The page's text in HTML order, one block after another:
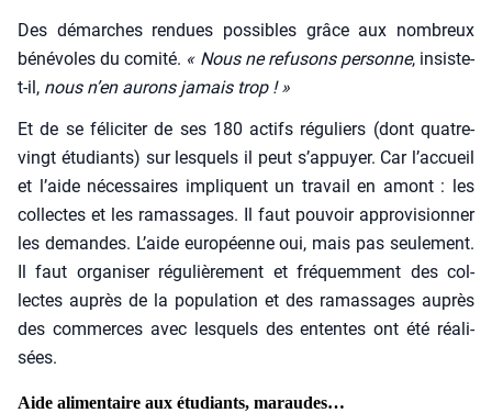
Des démarches ren­dues pos­sibles grâce aux nom­breux
béné­voles du comi­té. « Nous ne refu­sons per­sonne, insiste-
t-il, nous n’en aurons jamais trop ! »
Et de se féli­ci­ter de ses 180 actifs régu­liers (dont quatre-
vingt étu­diants) sur les­quels il peut s’appuyer. Car l’accueil
et l’aide néces­saires impliquent un tra­vail en amont : les
col­lectes et les ramas­sages. Il faut pou­voir appro­vi­sion­ner
les demandes. L’aide euro­péenne oui, mais pas seule­ment.
Il faut orga­ni­ser régu­liè­re­ment et fré­quem­ment des col­
lectes auprès de la popu­la­tion et des ramas­sages auprès
des com­merces avec les­quels des ententes ont été réa­li­
sées.
Aide alimentaire aux étudiants, maraudes…